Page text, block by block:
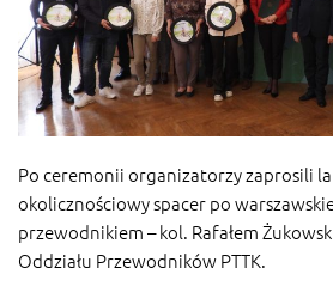
Po ceremonii organizatorzy zaprosili
okolicznościowy spacer po
przewodnikiem – kol. Rafałem
Oddziału Przewodników PTTK.